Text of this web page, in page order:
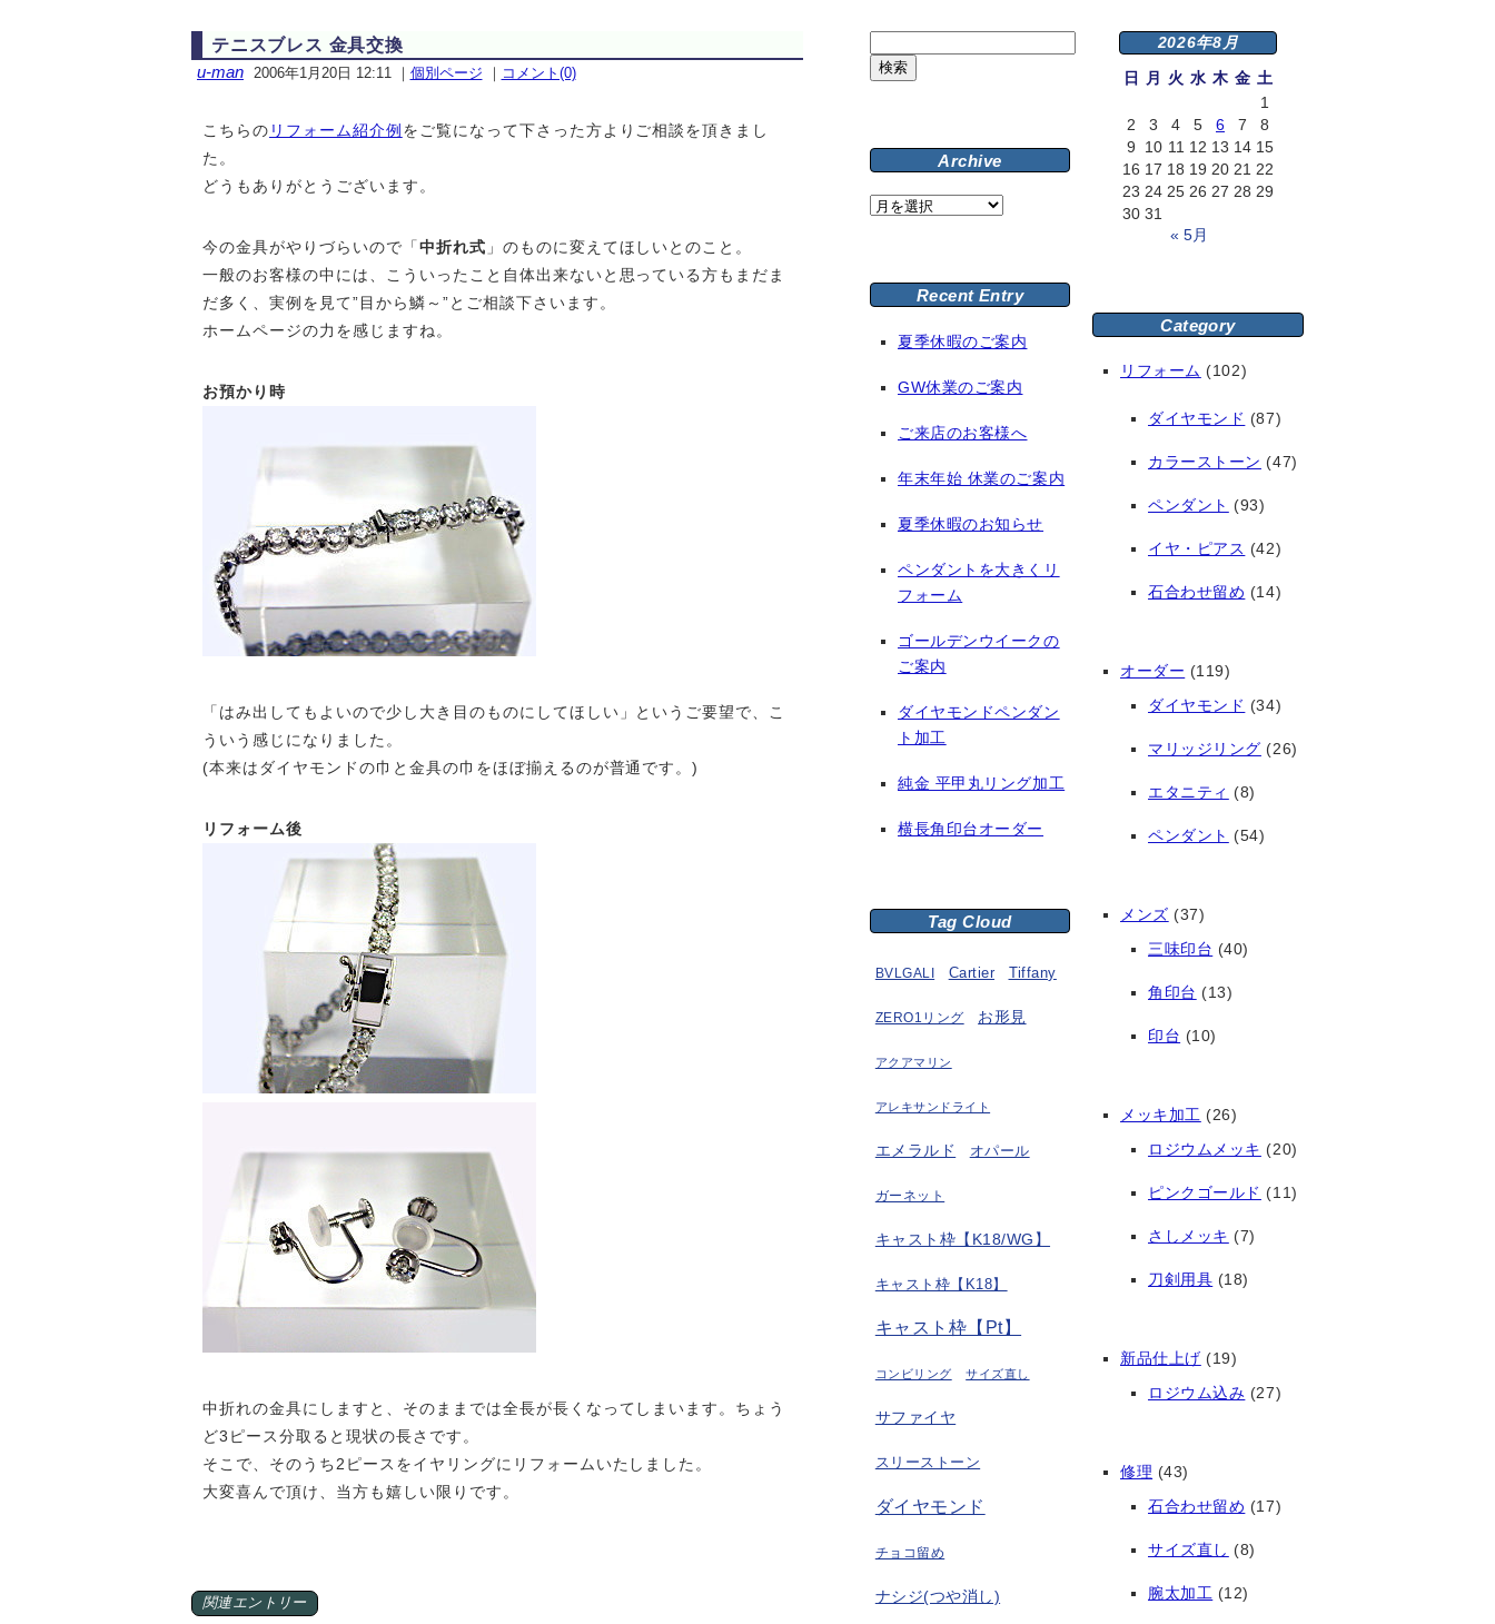
テニスブレス 金具交換
u-man 2006年1月20日 12:11｜ 個別ページ ｜ コメント(0)
こちらの リフォーム紹介例 をご覧になって下さった方よりご相談を頂きまし
た。
どうもありがとうございます。
今の金具がやりづらいので「中折れ式 」のものに変えてほしいとのこと。
一般のお客様の中には、こういったこと自体出来ないと思っている方もまだま
だ多く、実例を見て”目から鱗～”とご相談下さいます。
ホームページの力を感じますね。
お預かり時
「はみ出してもよいので少し大き目のものにしてほしい」というご要望で、こ
ういう感じになりました。
(本来はダイヤモンドの巾と金具の巾をほぼ揃えるのが普通です。)
リフォーム後
中折れの金具にしますと、そのままでは全長が長くなってしまいます。ちょう
ど3ピース分取ると現状の長さです。
そこで、そのうち2ピースをイヤリングにリフォームいたしました。
大変喜んで頂け、当方も嬉しい限りです。
関連エントリー
索:
Archive
Archive
Recent Entry
夏季休暇のご案内
GW休業のご案内
ご来店のお客様へ
年末年始 休業のご案内
夏季休暇のお知らせ
ペンダントを大きくリ
フォーム
ゴールデンウイークの
ご案内
ダイヤモンドペンダン
ト加工
純金 平甲丸リング加工
横長角印台オーダー
Tag Cloud
BVLGALI Cartier Tiffany
ZERO1リング お形見
アクアマリン
アレキサンドライト
エメラルド オパール
ガーネット
キャスト枠【K18/WG】
キャスト枠【K18】
キャスト枠【Pt】
コンビリング サイズ直し
サファイヤ
スリーストーン
ダイヤモンド
チョコ留め
ナシジ(つや消し)
2026年8月
日
月 火 水 木 金 土
1
2
3 4 5 6 7
8
9
10 11 12 13 14 15
16 17 18 19 20 21 22
23 24 25 26 27 28 29
30 31
« 5月
Category
リフォーム (102)
ダイヤモンド (87)
カラーストーン (47)
ペンダント (93)
イヤ・ピアス (42)
石合わせ留め (14)
オーダー (119)
ダイヤモンド (34)
マリッジリング (26)
エタニティ (8)
ペンダント (54)
メンズ (37)
三味印台 (40)
角印台 (13)
印台 (10)
メッキ加工 (26)
ロジウムメッキ (20)
ピンクゴールド (11)
さしメッキ (7)
刀剣用具 (18)
新品仕上げ (19)
ロジウム込み (27)
修理 (43)
石合わせ留め (17)
サイズ直し (8)
腕太加工 (12)